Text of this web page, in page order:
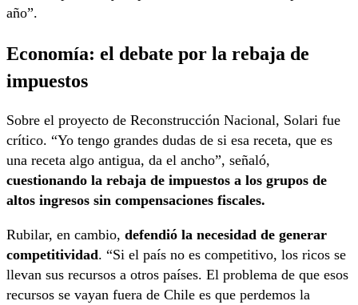
año”.
Economía: el debate por la rebaja de
impuestos
Sobre el proyecto de Reconstrucción Nacional, Solari fue
crítico. “Yo tengo grandes dudas de si esa receta, que es
una receta algo antigua, da el ancho”, señaló,
cuestionando la rebaja de impuestos a los grupos de
altos ingresos sin compensaciones fiscales.
Rubilar, en cambio, defendió la necesidad de generar
competitividad. “Si el país no es competitivo, los ricos se
llevan sus recursos a otros países. El problema de que esos
recursos se vayan fuera de Chile es que perdemos la